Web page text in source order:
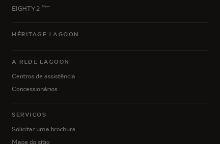
EIGHTY 2 New
HÉRITAGE LAGOON
A REDE LAGOON
Centros de assistência
Concessionários
SERVIÇOS
Solicitar uma brochura
Mapa do sítio